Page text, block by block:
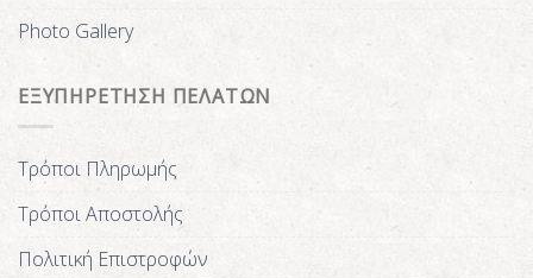
Photo Gallery
ΕΞΥΠΗΡΕΤΗΣΗ ΠΕΛΑΤΩΝ
Τρόποι Πληρωμής
Τρόποι Αποστολής
Πολιτική Επιστροφών